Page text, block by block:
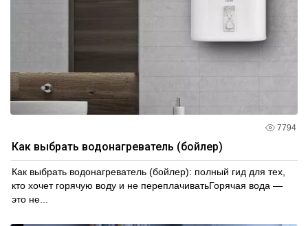
7794
Как выбрать водонагреватель (бойлер)
Как выбрать водонагреватель (бойлер): полный гид для тех,
кто хочет горячую воду и не переплачиватьГорячая вода —
это не...